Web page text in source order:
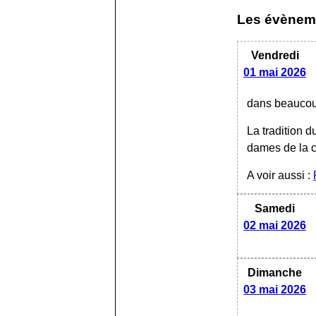
Les
Vendredi
01 mai 2026
dans
La tradition
dames de la
A voir aussi :
Samedi
02 mai 2026
Dimanche
03 mai 2026